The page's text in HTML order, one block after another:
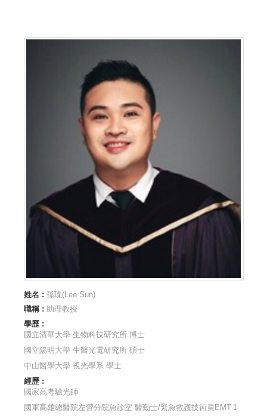
姓名 : 孫瑮(Lee Sun)
職稱 : 助理教授
學歷 :
國立清華大學 生物科技研究所 博士
國立陽明大學 生醫光電研究所 碩士
中山醫學大學 視光學系 學士
經歷 :
國家高考驗光師
國軍高雄總醫院左營分院急診室 醫勤士/緊急救護技術員EMT-1